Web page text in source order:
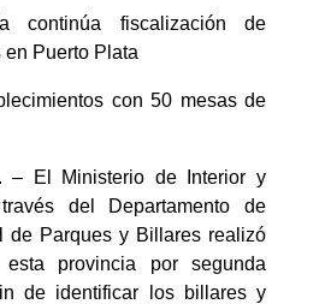
continúa fiscalización de
Puerto Plata
con 50 mesas de
– El Ministerio de Interior y
del Departamento de
de Parques y Billares realizó
provincia por segunda
de identificar los billares y